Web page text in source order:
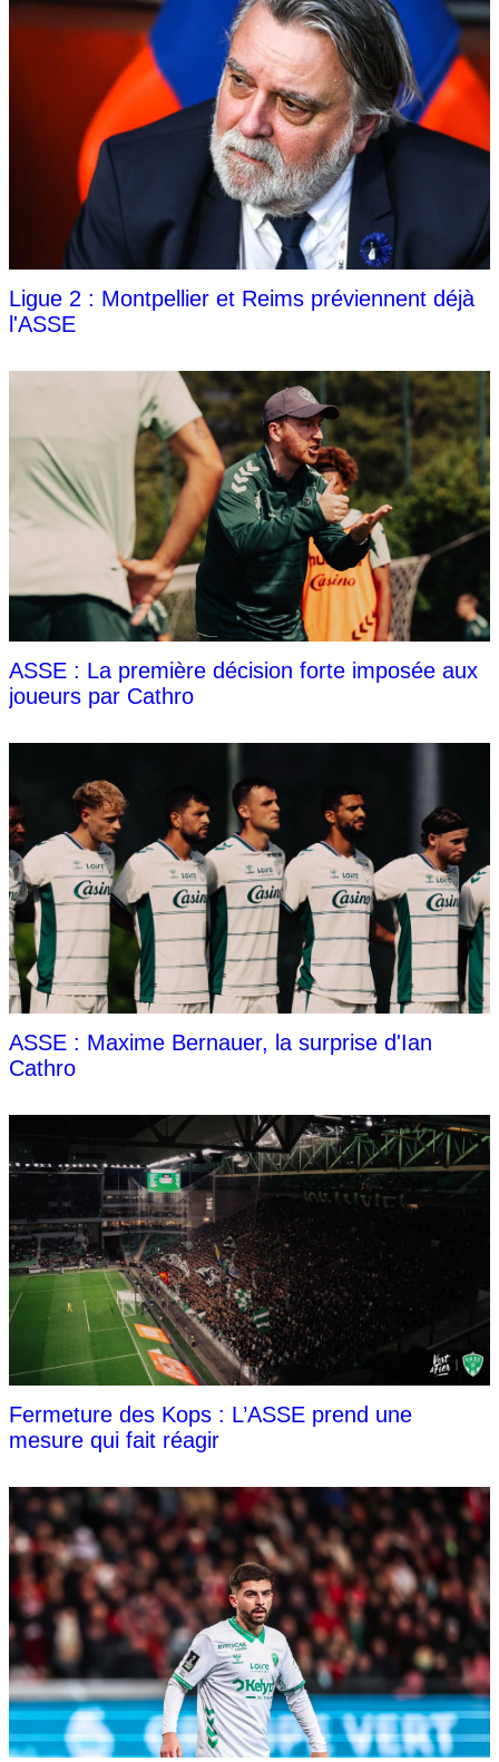
Ligue 2 : Montpellier et Reims préviennent déjà
l'ASSE
ASSE : La première décision forte imposée aux
joueurs par Cathro
ASSE : Maxime Bernauer, la surprise d'Ian
Cathro
Fermeture des Kops : L’ASSE prend une
mesure qui fait réagir